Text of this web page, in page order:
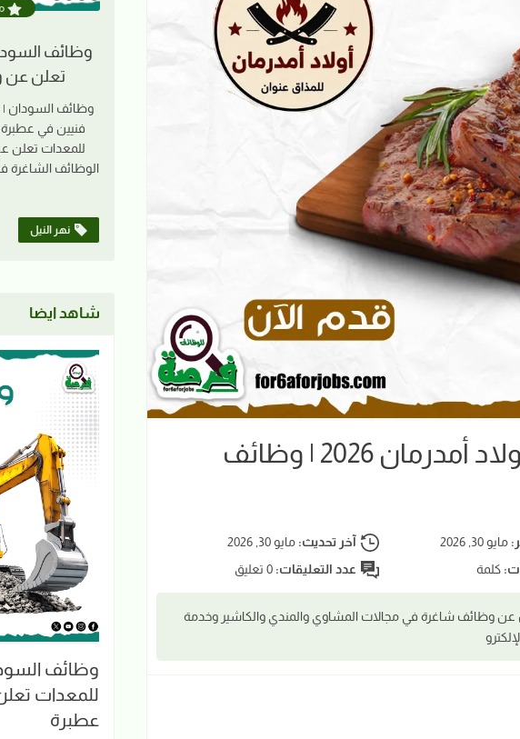
📢 وظائف ملحمة وشواية أولاد أمدرمان 2026 | وظائف
مايو 30, 2026 آخر تحديث:مايو 30, 2026
كلمة عدد التعليقات:0 تعليق
عن وظائف شاغرة في مجالات المشاوي والمندي والكاشير وخدمة
تعلن عن
وظائف السودان |
نهر النيل
شاهد ايضا
للمعدات
عطبرة